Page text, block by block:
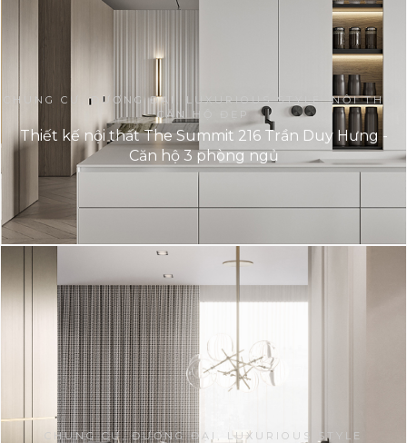
CHUNG CƯ, ĐƯƠNG ĐẠI, LUXURIOUS STYLE, NỘI THẤT
CĂN HỘ ĐẸP
Thiết kế nội thất The Summit 216 Trần Duy Hưng -
Căn hộ 3 phòng ngủ
CHUNG CƯ, ĐƯƠNG ĐẠI, LUXURIOUS STYLE